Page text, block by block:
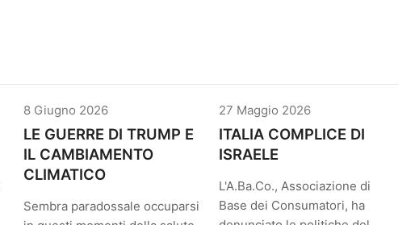
8 Giugno 2026
LE GUERRE DI TRUMP E
IL CAMBIAMENTO
CLIMATICO
Sembra paradossale occuparsi
27 Maggio 2026
ITALIA COMPLICE DI
ISRAELE
L'A.Ba.Co., Associazione di
Base dei Consumatori, ha